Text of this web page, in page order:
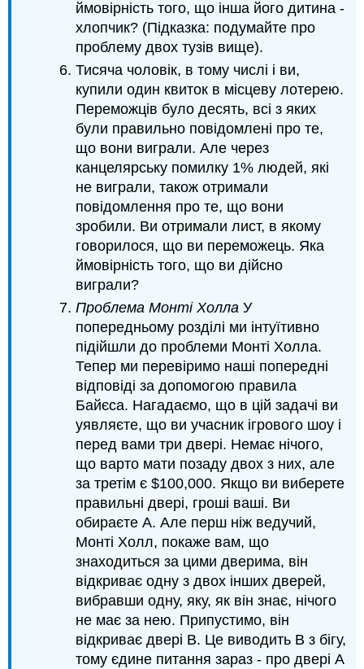
ймовірність того, що інша його дитина -
хлопчик? (Підказка: подумайте про
проблему двох тузів вище).
Тисяча чоловік, в тому числі і ви,
купили один квиток в місцеву лотерею.
Переможців було десять, всі з яких
були правильно повідомлені про те,
що вони виграли. Але через
канцелярську помилку 1% людей, які
не виграли, також отримали
повідомлення про те, що вони
зробили. Ви отримали лист, в якому
говорилося, що ви переможець. Яка
ймовірність того, що ви дійсно
виграли?
Проблема Монті Холла У
попередньому розділі ми інтуїтивно
підійшли до проблеми Монті Холла.
Тепер ми перевіримо наші попередні
відповіді за допомогою правила
Байєса. Нагадаємо, що в цій задачі ви
уявляєте, що ви учасник ігрового шоу і
перед вами три двері. Немає нічого,
що варто мати позаду двох з них, але
за третім є $100,000. Якщо ви виберете
правильні двері, гроші ваші. Ви
обираєте A. Але перш ніж ведучий,
Монті Холл, покаже вам, що
знаходиться за цими дверима, він
відкриває одну з двох інших дверей,
вибравши одну, яку, як він знає, нічого
не має за нею. Припустимо, він
відкриває двері B. Це виводить B з бігу,
тому єдине питання зараз - про двері А